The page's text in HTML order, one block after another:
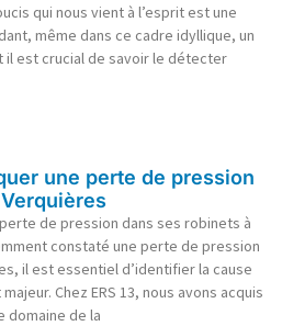
qui nous vient à l’esprit est une
même dans ce cadre idyllique, un
est crucial de savoir le détecter
une perte de pression
de pression dans ses robinets à
constaté une perte de pression
il est essentiel d’identifier la cause
Chez ERS 13, nous avons acquis
domaine de la